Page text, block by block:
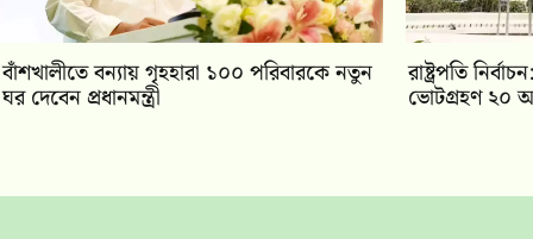
বাঁশখালীতে বন্যায় গৃহহারা ১০০ পরিবারকে নতুন
ঘর দেবেন প্রধানমন্ত্রী
রাষ্ট্রপতি
ভোটগ্রহণ ২০